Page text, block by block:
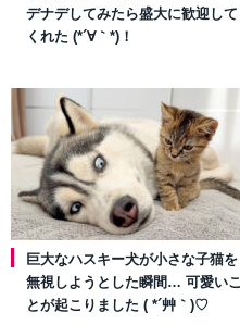
デナデしてみたら盛大に歓迎して
くれた (*´∀｀*)！
巨大なハスキー犬が小さな子猫を
無視しようとした瞬間… 可愛いこ
とが起こりました ( *´艸｀)♡